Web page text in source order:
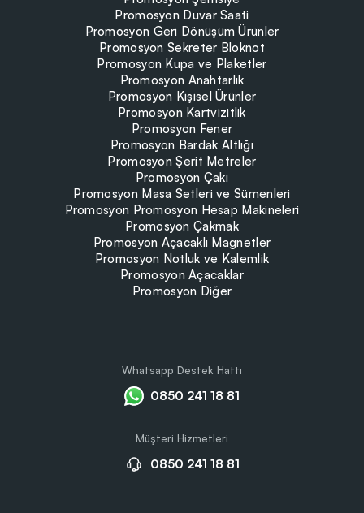
Promosyon Duvar Saati
Promosyon Geri Dönüşüm Ürünler
Promosyon Sekreter Bloknot
Promosyon Kupa ve Plaketler
Promosyon Anahtarlık
Promosyon Kişisel Ürünler
Promosyon Kartvizitlik
Promosyon Fener
Promosyon Bardak Altlığı
Promosyon Şerit Metreler
Promosyon Çakı
Promosyon Masa Setleri ve Sümenleri
Promosyon Promosyon Hesap Makineleri
Promosyon Çakmak
Promosyon Açacaklı Magnetler
Promosyon Notluk ve Kalemlik
Promosyon Açacaklar
Promosyon Diğer
Whatsapp Destek Hattı
0850 241 18 81
Müşteri Hizmetleri
0850 241 18 81